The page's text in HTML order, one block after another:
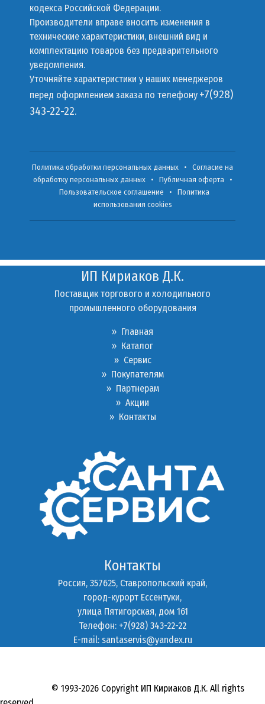
кодекса Российской Федерации.
Производители вправе вносить изменения в
технические характеристики, внешний вид и
комплектацию товаров без предварительного
уведомления.
Уточняйте характеристики у наших менеджеров
перед оформлением заказа по телефону +7(928)
343-22-22.
Политика обработки персональных данных • Согласие на
обработку персональных данных• Публичная оферта
•
Пользовательское соглашение • Политика
использования cookies
ИП Кириаков Д.К.
Поставщик торгового и холодильного
промышленного оборудования
» Главная
» Каталог
» Сервис
» Покупателям
» Партнерам
» Акции
» Контакты
Контакты
Россия, 357625, Ставропольский край,
город-курорт Ессентуки,
улица Пятигорская, дом 161
Телефон: +7(928) 343-22-22
E-mail: santaservis@yandex.ru
© 1993-2026 Copyright ИП Кириаков Д.К. All rights